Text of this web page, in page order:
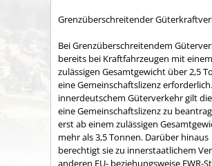
Grenzüberschreitender
Bei Grenzüberschreitendem
bereits bei Kraftfahrzeugen mit einem
zulässigen Gesamtgewicht über 2,5
eine Gemeinschaftslizenz
innerdeutschem Güterverkehr gilt
eine Gemeinschaftslizenz zu
erst ab einem zulässigen
mehr als 3,5 Tonnen. Darüber hinaus
berechtigt sie zu innerstaatlichem
anderen EU- beziehungsweise EWR-